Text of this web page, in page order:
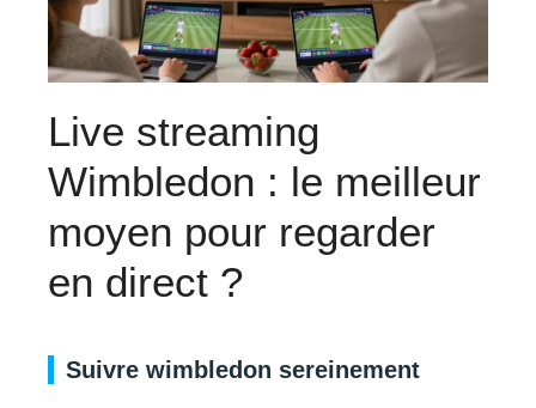
Live streaming
Wimbledon : le meilleur
moyen pour regarder
en direct ?
Suivre wimbledon sereinement